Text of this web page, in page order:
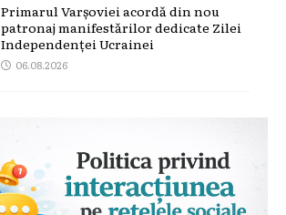
Primarul Varșoviei acordă din nou
patronaj manifestărilor dedicate Zilei
Independenței Ucrainei
06.08.2026